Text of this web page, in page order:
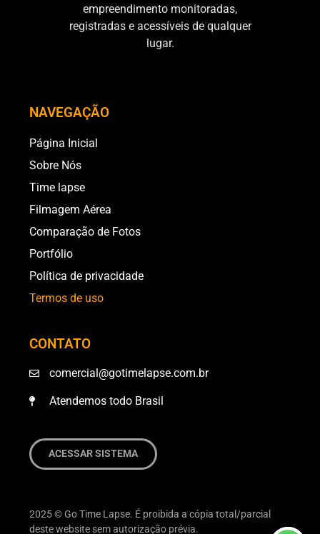
empreendimento monitoradas,
registradas e acessíveis de qualquer
lugar.
NAVEGAÇÃO
Página Inicial
Sobre Nós
Time lapse
Filmagem Aérea
Comparação de Fotos
Portfólio
Política de privacidade
Termos de uso
CONTATO
comercial@gotimelapse.com.br
Atendemos todo Brasil
ACESSAR SISTEMA
2025 © Go Time Lapse. É proibida a cópia total/parcial
deste website sem autorização prévia.